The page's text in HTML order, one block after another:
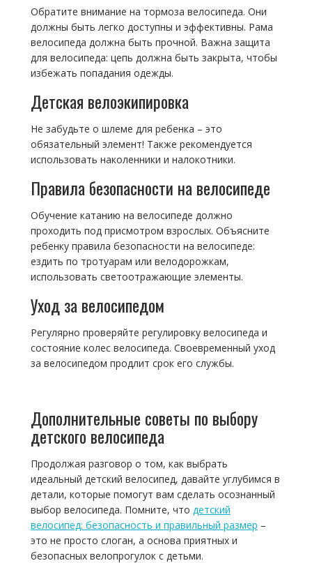
Обратите внимание на тормоза велосипеда. Они
должны быть легко доступны и эффективны. Рама
велосипеда должна быть прочной. Важна защита
для велосипеда: цепь должна быть закрыта, чтобы
избежать попадания одежды.
Детская велоэкипировка
Не забудьте о шлеме для ребенка – это
обязательный элемент! Также рекомендуется
использовать наколенники и налокотники.
Правила безопасности на велосипеде
Обучение катанию на велосипеде должно
проходить под присмотром взрослых. Объясните
ребенку правила безопасности на велосипеде:
ездить по тротуарам или велодорожкам,
использовать светоотражающие элементы.
Уход за велосипедом
Регулярно проверяйте регулировку велосипеда и
состояние колес велосипеда. Своевременный уход
за велосипедом продлит срок его службы.
Дополнительные советы по выбору
детского велосипеда
Продолжая разговор о том, как выбрать
идеальный детский велосипед, давайте углубимся в
детали, которые помогут вам сделать осознанный
выбор велосипеда. Помните, что детский
велосипед: безопасность и правильный размер –
это не просто слоган, а основа приятных и
безопасных велопрогулок с детьми.